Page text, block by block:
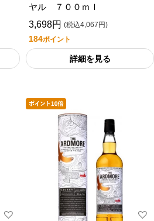
ヤル ７００ｍｌ
3,698円 (税込4,067円)
184ポイント
詳細を見る